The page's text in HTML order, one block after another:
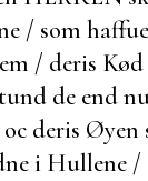
/ som
/ deris
de end
deris Øyen
i Hullene /